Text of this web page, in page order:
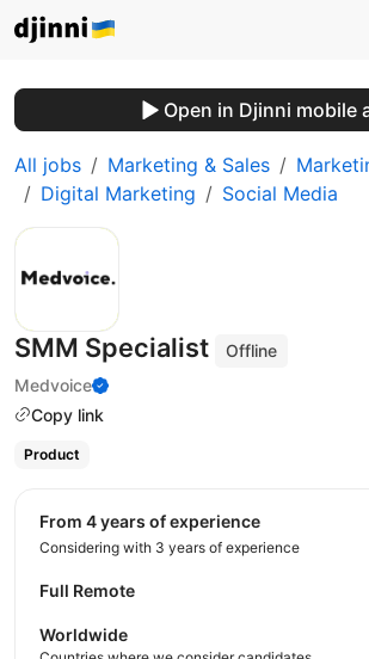
Open in Djinni mobile
All jobs Marketing & Sales
Digital Marketing
Social Media
SMM Specialist
Offline
Medvoice
Copy link
Product
from 4 years of experience
Considering with 3 years of experience
Full Remote
Worldwide